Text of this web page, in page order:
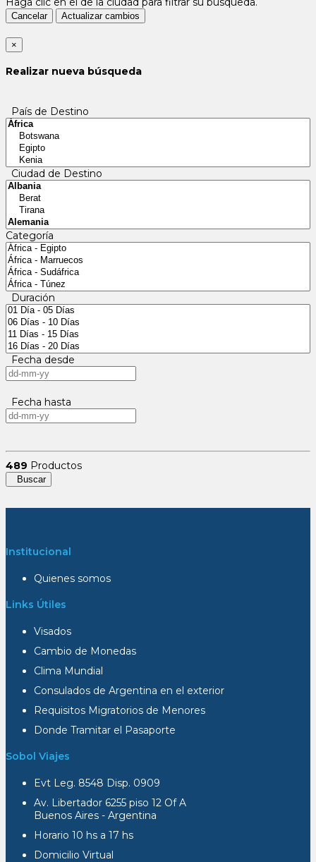
Cancelar Actualizar cambios
×
Realizar nueva búsqueda
País de Destino
Ciudad de Destino
Categoría
Duración
Fecha desde
Fecha hasta
489 Productos
Buscar
Institucional
Quienes somos
Links Útiles
Visados
Cambio de Monedas
Clima Mundial
Consulados de Argentina en el exterior
Requisitos Migratorios de Menores
Donde Tramitar el Pasaporte
Sobol Viajes
Evt Leg. 8548 Disp. 0909
Av. Libertador 6255 piso 12 Of A
Buenos Aires - Argentina
Horario 10 hs a 17 hs
Domicilio Virtual